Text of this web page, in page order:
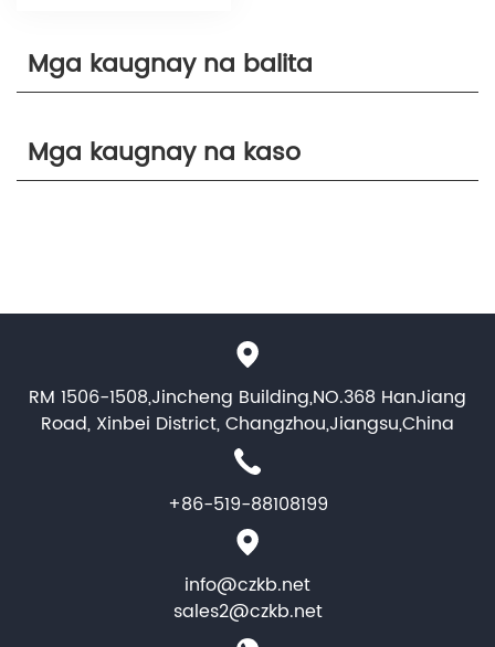
Mga kaugnay na balita
Mga kaugnay na kaso
RM 1506-1508,Jincheng Building,NO.368 HanJiang
Road, Xinbei District, Changzhou,Jiangsu,China
+86-519-88108199
info@czkb.net
sales2@czkb.net